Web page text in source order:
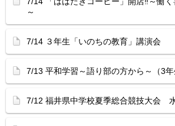
～
7/14 ３年生「いのちの教育」講演会
7/13 平和学習～語り部の方から～（3年
7/12 福井県中学校夏季総合競技大会